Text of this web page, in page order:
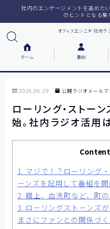
社内のエンゲージメントを高めた
のヒントとなる集
オフィスエンニチ 社内ラ
MENU
ラジオメルマガ
サービス一覧
番組で紹介した音楽
事例について知りたい
各社の動機をまとめまし
お客様の声をまとめまし
ホーム 事例
2026.06.29 公開ラジオメールマ
ローリング・ストー
始。社内ラジオ活用
1. マジで！？ローリング
ーンズを起用して番組を開
2. 蹴上、血洗町など、町
3. ローリングストーンズ
まさにファンとの関係づく